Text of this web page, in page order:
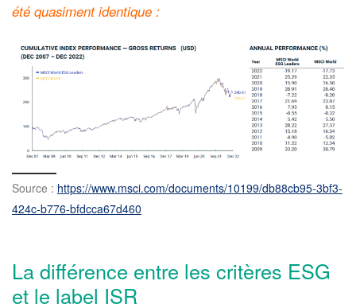
été quasiment identique :
Source : https://www.msci.com/documents/10199/db88cb95-3bf3-
424c-b776-bfdcca67d460
La différence entre les critères ESG
et le label ISR